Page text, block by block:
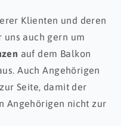
Klienten und deren
uns auch gern um
auf dem Balkon
Auch Angehörigen
Seite, damit der
Angehörigen nicht zur